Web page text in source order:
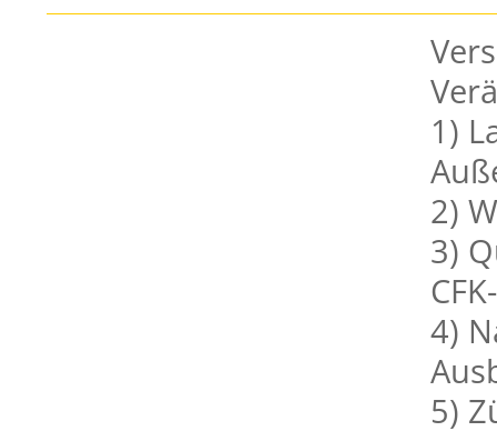
1)
2)
3)
4)
5)